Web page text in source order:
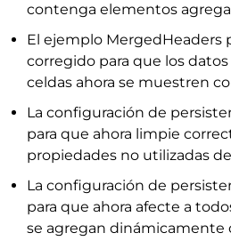
contenga elementos
El ejemplo MergedHeaders
corregido para que los
celdas ahora se muestren
La configuración de
para que ahora limpie
propiedades no utilizadas
La configuración de
para que ahora afecte a
se agregan dinámicamente